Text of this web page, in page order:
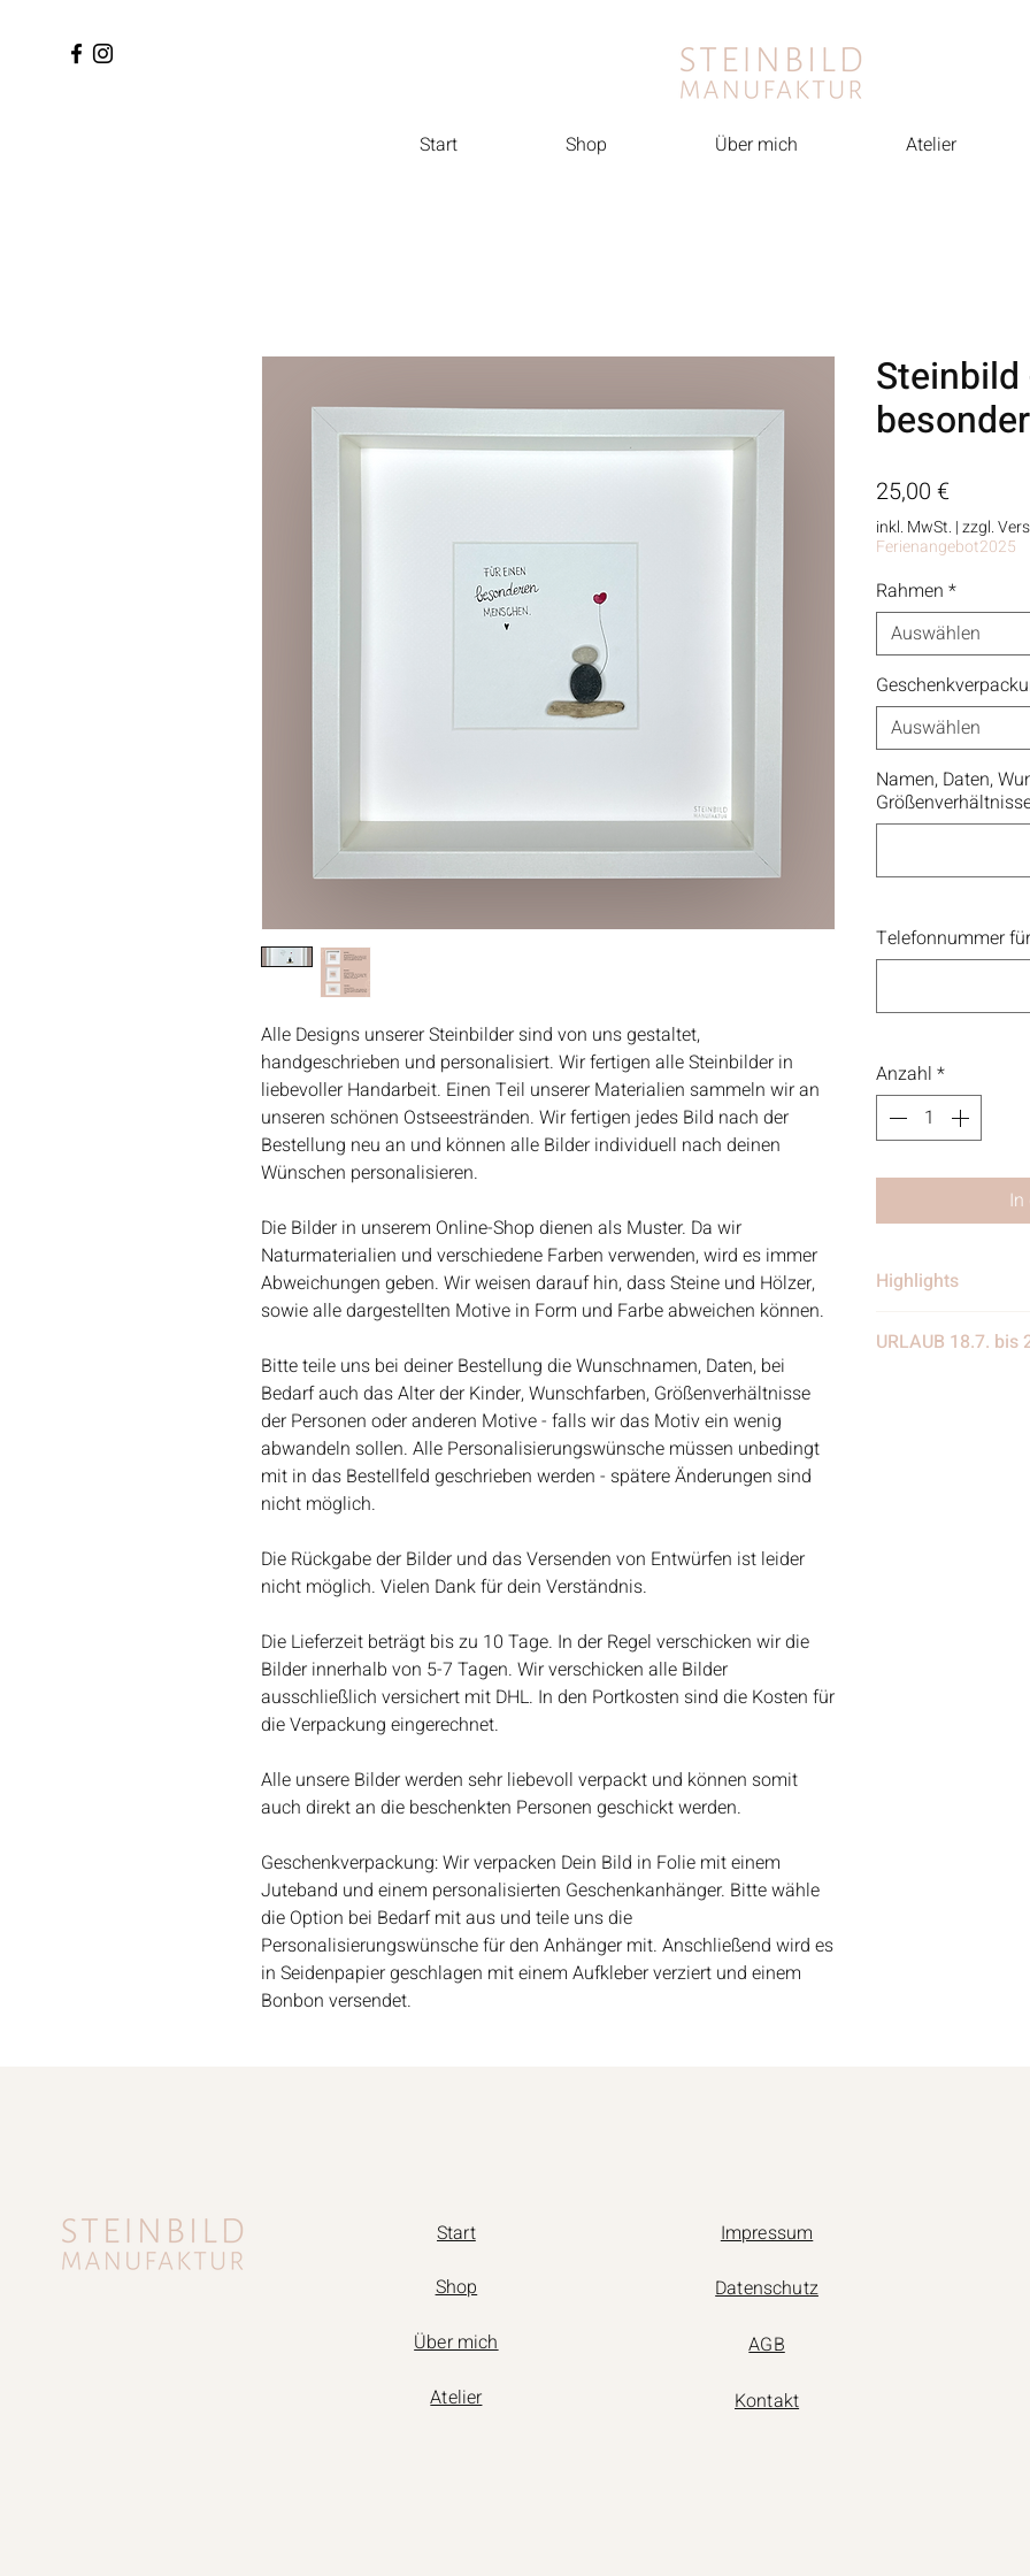
Start Shop Über mich Atelier
Alle Designs unserer Steinbilder sind von uns gestaltet,
handgeschrieben und personalisiert. Wir fertigen alle Steinbilder in
liebevoller Handarbeit. Einen Teil unserer Materialien sammeln wir an
unseren schönen Ostseestränden. Wir fertigen jedes Bild nach der
Bestellung neu an und können alle Bilder individuell nach deinen
Wünschen personalisieren.
Die Bilder in unserem Online-Shop dienen als Muster. Da wir
Naturmaterialien und verschiedene Farben verwenden, wird es immer
Abweichungen geben. Wir weisen darauf hin, dass Steine und Hölzer,
sowie alle dargestellten Motive in Form und Farbe abweichen können.
Bitte teile uns bei deiner Bestellung die Wunschnamen, Daten, bei
Bedarf auch das Alter der Kinder, Wunschfarben, Größenverhältnisse
der Personen oder anderen Motive - falls wir das Motiv ein wenig
abwandeln sollen. Alle Personalisierungswünsche müssen unbedingt
mit in das Bestellfeld geschrieben werden - spätere Änderungen sind
nicht möglich.
Die Rückgabe der Bilder und das Versenden von Entwürfen ist leider
nicht möglich. Vielen Dank für dein Verständnis.
Die Lieferzeit beträgt bis zu 10 Tage. In der Regel verschicken wir die
Bilder innerhalb von 5-7 Tagen. Wir verschicken alle Bilder
ausschließlich versichert mit DHL. In den Portkosten sind die Kosten für
die Verpackung eingerechnet.
Alle unsere Bilder werden sehr liebevoll verpackt und können somit
auch direkt an die beschenkten Personen geschickt werden.
Geschenkverpackung: Wir verpacken Dein Bild in Folie mit einem
Juteband und einem personalisierten Geschenkanhänger. Bitte wähle
die Option bei Bedarf mit aus und teile uns die
Personalisierungswünsche für den Anhänger mit. Anschließend wird es
in Seidenpapier geschlagen mit einem Aufkleber verziert und einem
Bonbon versendet.
Steinbild
25,00 €Preis
inkl. MwSt. |zzgl.
Ferienangebot2025
Rahmen *
Auswählen
Auswählen
Namen, Daten,
Telefonnummer
Anzahl *
In
Highlights
• Verschickt von
URLAUB 18.7. bis
Shop
Start
Über mich
Atelier
Datenschutz
Impressum
AGB
Kontakt